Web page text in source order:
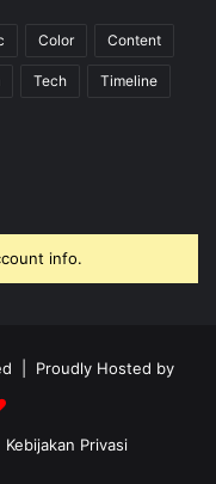
Color Content
Tech Timeline
info.
| Proudly Hosted by
Kebijakan Privasi